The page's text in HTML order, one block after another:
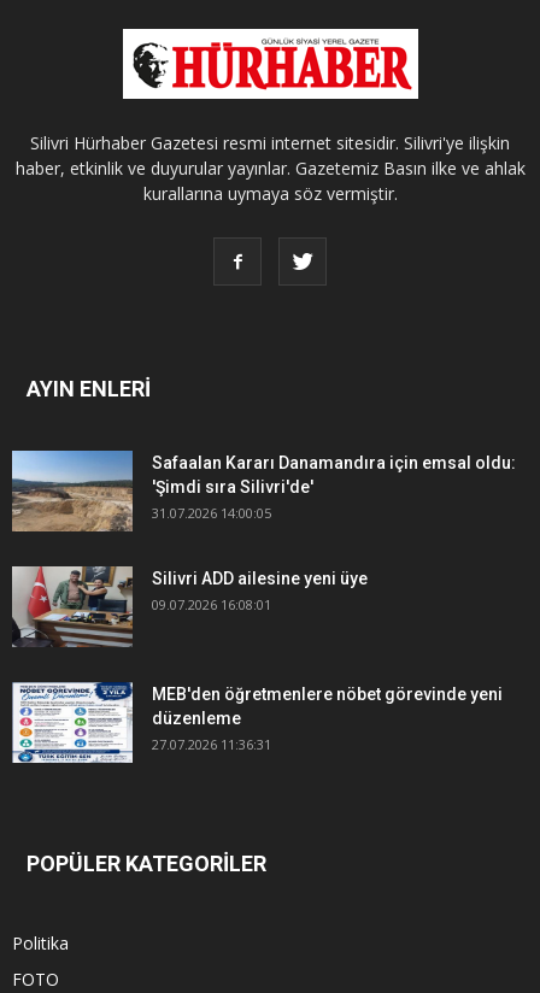
Silivri Hürhaber Gazetesi resmi internet sitesidir. Silivri'ye ilişkin
haber, etkinlik ve duyurular yayınlar. Gazetemiz Basın ilke ve ahlak
kurallarına uymaya söz vermiştir.
AYIN ENLERİ
Safaalan Kararı Danamandıra için emsal oldu:
'Şimdi sıra Silivri'de'
31.07.2026 14:00:05
Silivri ADD ailesine yeni üye
09.07.2026 16:08:01
MEB'den öğretmenlere nöbet görevinde yeni
düzenleme
27.07.2026 11:36:31
POPÜLER KATEGORİLER
Politika
FOTO